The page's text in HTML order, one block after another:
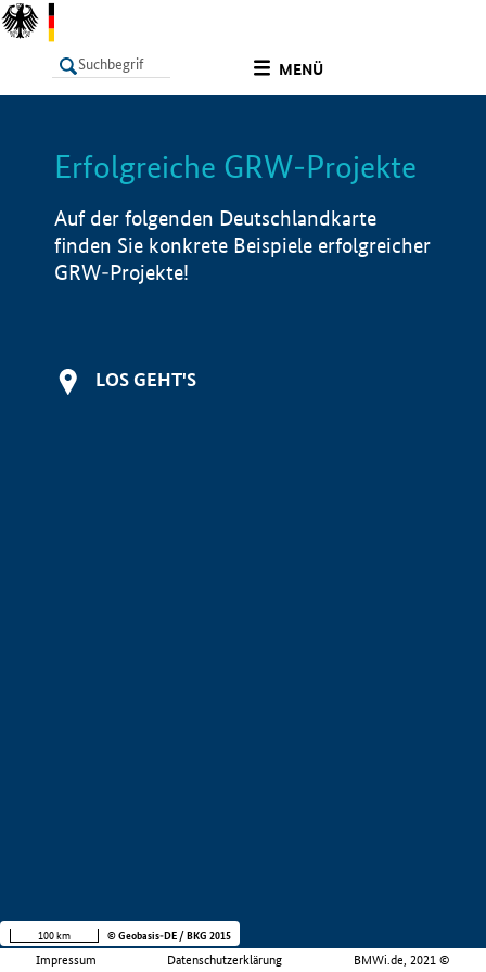
MENÜ
LISTE Info
Erfolgreiche GRW-Projekte
Auf der folgenden Deutschlandkarte
finden Sie konkrete Beispiele erfolgreicher
GRW-Projekte!
LOS GEHT'S
Impressum Datenschutzerklärung BMWi.de, 2021 ©
100 km © Geobasis-DE / BKG 2015